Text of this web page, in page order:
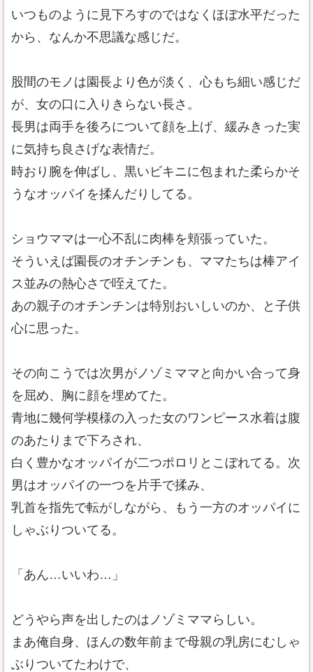
いつものように見下ろすのではなくほぼ水平だった
から、なんか不思議な感じだ。
股間のモノは園長より色が淡く、心もち細い感じだ
が、女の口に入りきらない長さ。
長男は両手を後ろについて顔を上げ、緩みきった実
に気持ち良さげな表情だ。
時おり腕を伸ばし、黒いビキニに包まれた柔らかそ
うなオッパイを揉んだりしてる。
ショウママは一心不乱に肉棒を頬張っていた。
そういえば園長のオチンチンも、ママたちは棒アイ
ス並みの熱心さで咥えてた。
あの親子のオチンチンは特別おいしいのか、と子供
心に思った。
その向こうでは次男がノゾミママと向かい合って身
を屈め、胸に顔を埋めてた。
青地に幾何学模様の入った女のワンピース水着は腹
のあたりまで下ろされ、
白く豊かなオッパイが二つポロリとこぼれてる。次
男はオッパイの一つを片手で揉み、
乳首を指先で転がしながら、もう一方のオッパイに
しゃぶりついてる。
「あん…いいわ…」
どうやら声を出したのはノゾミママらしい。
まあ俺自身、ほんの数年前まで母親の乳房にむしゃ
ぶりついてたわけで、